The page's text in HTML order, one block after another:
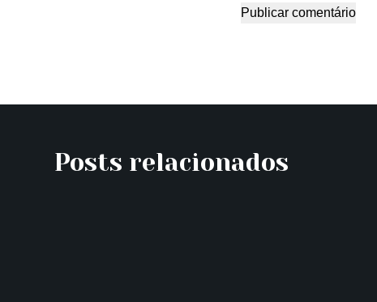
Publicar comentário
Posts relacionados